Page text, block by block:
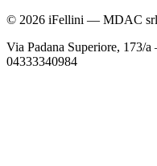
© 2026 iFellini — MDAC srl
Via Padana Superiore, 173/
04333340984